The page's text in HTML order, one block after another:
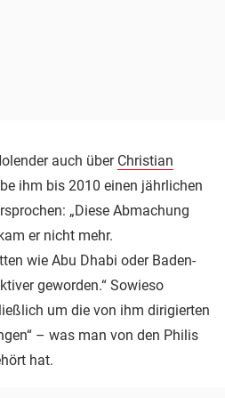
auch über Christian
ihm bis 2010 einen jährlichen
„Diese Abmachung
er nicht mehr.
wie Abu Dhabi oder Baden-
geworden.“ Sowieso
um die von ihm dirigierten
– was man von den Philis
hat.